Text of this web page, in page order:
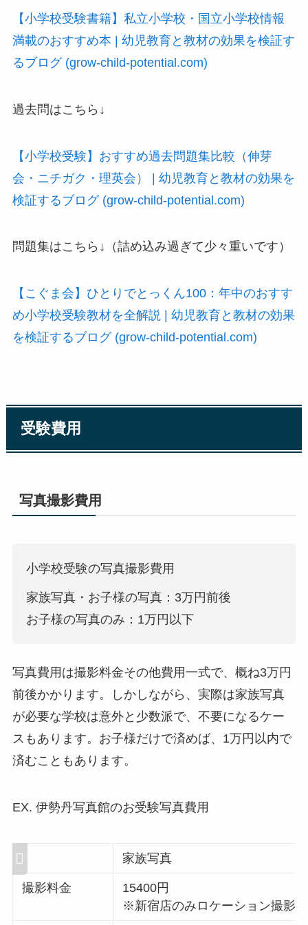
【小学校受験書籍】私立小学校・国立小学校情報
満載のおすすめ本 | 幼児教育と教材の効果を検証す
るブログ (grow-child-potential.com)
過去問はこちら↓
【小学校受験】おすすめ過去問題集比較（伸芽
会・ニチガク・理英会） | 幼児教育と教材の効果を
検証するブログ (grow-child-potential.com)
問題集はこちら↓（詰め込み過ぎて少々重いです）
【こぐま会】ひとりでとっくん100：年中のおすす
め小学校受験教材を全解説 | 幼児教育と教材の効果
を検証するブログ (grow-child-potential.com)
受験費用
写真撮影費用
小学校受験の写真撮影費用
家族写真・お子様の写真：3万円前後
お子様の写真のみ：1万円以下
写真費用は撮影料金その他費用一式で、概ね3万円
前後かかります。しかしながら、実際は家族写真
が必要な学校は意外と少数派で、不要になるケー
スもあります。お子様だけで済めば、1万円以内で
済むこともあります。
EX. 伊勢丹写真館のお受験写真費用
家族写真
撮影料金
15400円
※新宿店のみロケーション撮影